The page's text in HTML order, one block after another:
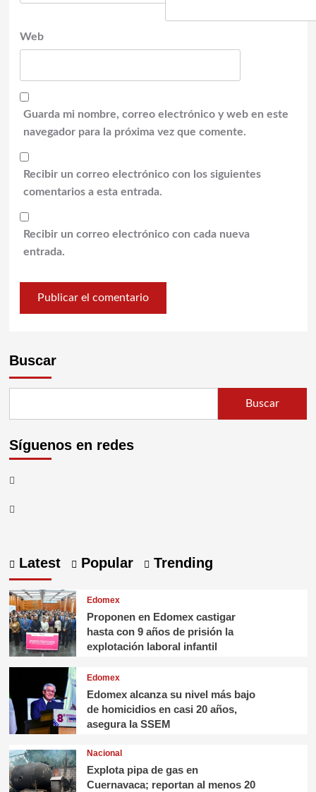
Web
Guarda mi nombre, correo electrónico y web en este
navegador para la próxima vez que comente.
Recibir un correo electrónico con los siguientes
comentarios a esta entrada.
Recibir un correo electrónico con cada nueva
entrada.
Buscar
Buscar
Síguenos en redes
Latest Popular Trending
Edomex
Proponen en Edomex castigar
hasta con 9 años de prisión la
explotación laboral infantil
Edomex
Edomex alcanza su nivel más bajo
de homicidios en casi 20 años,
asegura la SSEM
Nacional
Explota pipa de gas en
Cuernavaca; reportan al menos 20